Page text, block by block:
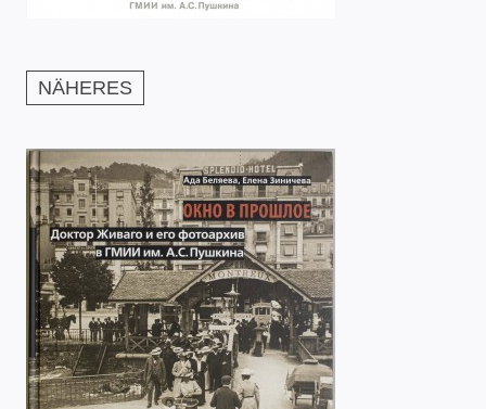
NÄHERES